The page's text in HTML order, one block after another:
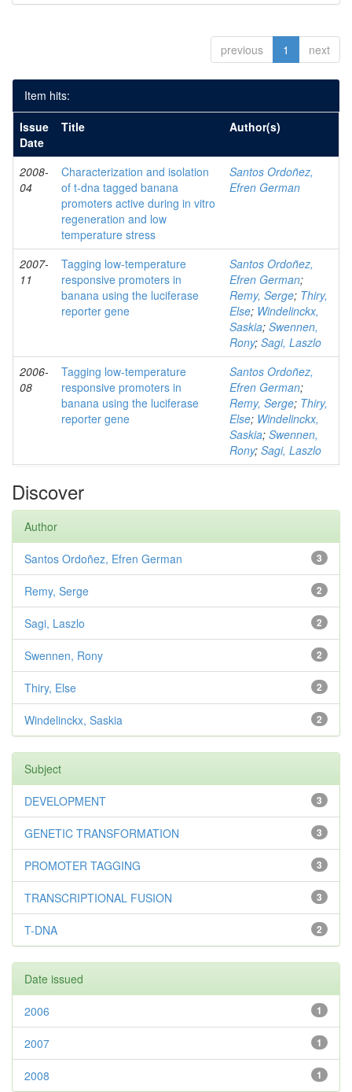
previous 1 next
Item hits:
Issue
Date
Title Author(s)
2008-
04
Characterization and isolation
of t-dna tagged banana
promoters active during in vitro
regeneration and low
temperature stress
Santos Ordoñez,
Efren German
2007-
11
Tagging low-temperature
responsive promoters in
banana using the luciferase
reporter gene
Santos Ordoñez,
Efren German;
Remy, Serge; Thiry,
Else; Windelinckx,
Saskia; Swennen,
Rony; Sagi, Laszlo
2006-
08
Tagging low-temperature
responsive promoters in
banana using the luciferase
reporter gene
Santos Ordoñez,
Efren German;
Remy, Serge; Thiry,
Else; Windelinckx,
Saskia; Swennen,
Rony; Sagi, Laszlo
Discover
Author
3
Santos Ordoñez, Efren German
2
Remy, Serge
2
Sagi, Laszlo
2
Swennen, Rony
2
Thiry, Else
2
Windelinckx, Saskia
Subject
3
DEVELOPMENT
3
GENETIC TRANSFORMATION
3
PROMOTER TAGGING
3
TRANSCRIPTIONAL FUSION
2
T-DNA
Date issued
1
2006
1
2007
1
2008